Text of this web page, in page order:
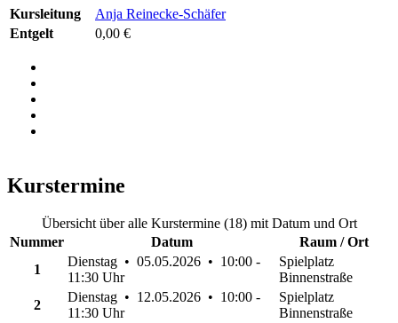
Kursleitung
Anja Reinecke-Schäfer
Entgelt
0,00 €
Kurstermine
Übersicht über alle Kurstermine (18) mit Datum und Ort
Nummer
Datum
Raum / Ort
1
Dienstag • 05.05.2026 • 10:00 -
11:30 Uhr
Spielplatz
Binnenstraße
2
Dienstag • 12.05.2026 • 10:00 -
11:30 Uhr
Spielplatz
Binnenstraße